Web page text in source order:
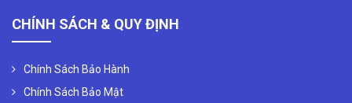
CHÍNH SÁCH & QUY ĐỊNH
Chính Sách Bảo Hành
Chính Sách Bảo Mật